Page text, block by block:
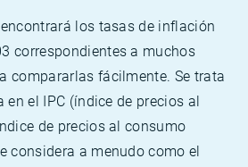
los tasas de inflación
correspondientes a muchos
compararlas fácilmente. Se trata
el IPC (índice de precios al
de precios al consumo
considera a menudo como el